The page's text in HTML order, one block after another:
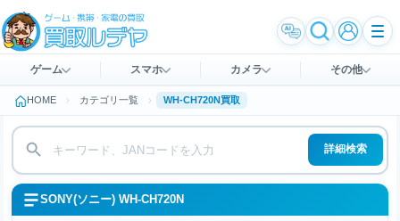
ゲーム スマホ カメラ その他
HOME カテゴリ一覧 WH-CH720N買取
詳細検索
SONY(ソニー) WH-CH720N